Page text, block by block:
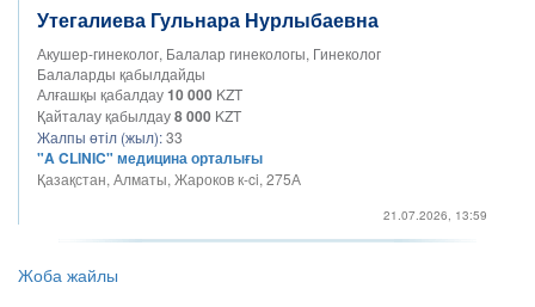
Утегалиева Гульнара Нурлыбаевна
Акушер-гинеколог, Балалар гинекологы, Гинеколог
Балаларды қабылдайды
Алғашқы қабалдау10 000 KZT
Қайталау қабылдау8 000 KZT
Жалпы өтіл (жыл):33
"A CLINIC" медицина орталығы
Қазақстан, Алматы, Жароков к-ci, 275А
21.07.2026, 13:59
Жоба жайлы